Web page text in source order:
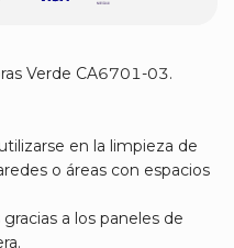
Verde CA6701-03.
en la limpieza de
o áreas con espacios
a los paneles de